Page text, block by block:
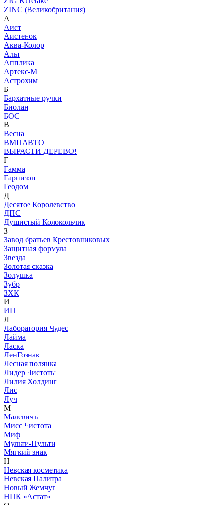
ZINC (Великобритания)
А
Аист
Аистенок
Аква-Колор
Альт
Апплика
Артекс-М
Астрохим
Б
Бархатные ручки
Биолан
БОС
В
Весна
ВМПАВТО
ВЫРАСТИ ДЕРЕВО!
Г
Гамма
Гарнизон
Геодом
Д
Десятое Королевство
ДПС
Душистый Колокольчик
З
Завод братьев Крестовниковых
Защитная формула
Звезда
Золотая сказка
Золушка
Зубр
ЗХК
И
ИП
Л
Лаборатория Чудес
Лайма
Ласка
ЛенГознак
Лесная полянка
Лидер Чистоты
Лилия Холдинг
Лис
Луч
М
Малевичъ
Мисс Чистота
Миф
Мульти-Пульти
Мягкий знак
Н
Невская косметика
Невская Палитра
Новый Жемчуг
НПК «Астат»